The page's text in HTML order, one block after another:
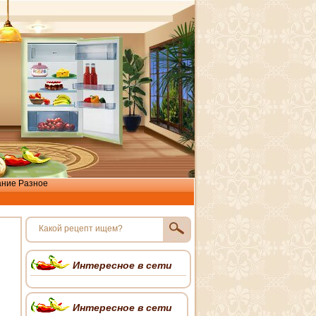
Разное
Интересное в сети
Интересное в сети